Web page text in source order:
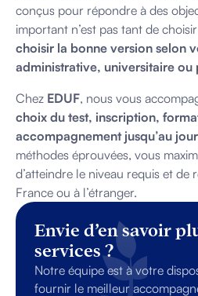
Envie d’en savoir
services ?
Notre équipe est à votre
fournir le meilleur
conçus pour répondre à des
important n’est pas tant de
choisir la bonne version selon
administrative, universitaire ou
Chez EDUF, nous vous
choix du test, inscription,
accompagnement jusqu’au
méthodes éprouvées, vous
d’atteindre le niveau requis et de
France ou à l’étranger.